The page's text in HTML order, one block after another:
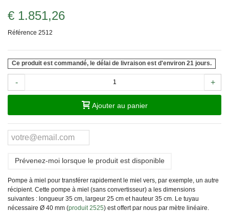
€ 1.851,26
Référence 2512
Ce produit est commandé, le délai de livraison est d'environ 21 jours.
- +
Ajouter au panier
Prévenez-moi lorsque le produit est disponible
Pompe à miel pour transférer rapidement le miel vers, par exemple, un autre
récipient. Cette pompe à miel (sans convertisseur) a les dimensions
suivantes : longueur 35 cm, largeur 25 cm et hauteur 35 cm. Le tuyau
nécessaire Ø 40 mm (produit 2525) est offert par nous par mètre linéaire.